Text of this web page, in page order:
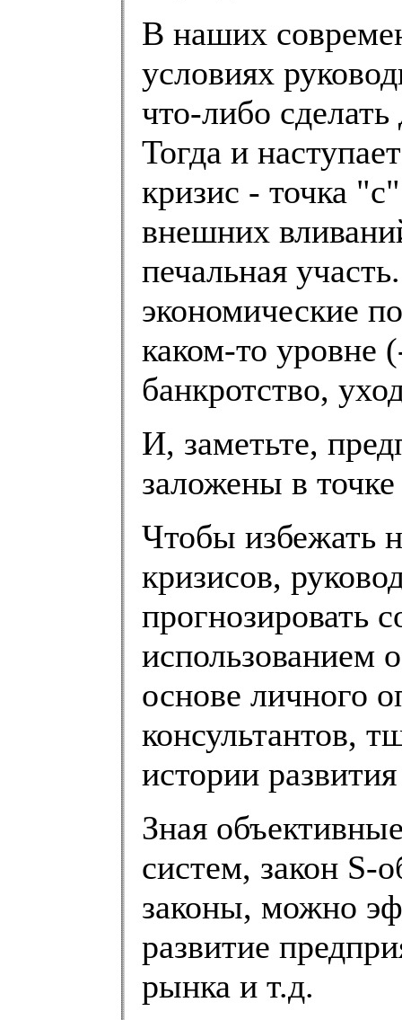
В наших
условиях
что-либо
Тогда и
кризис - точка
внешних
печальная
экономические
каком-то
банкротство,
И, заметьте,
заложены в
Чтобы избежать
кризисов,
прогнозировать
использованием
основе личного
консультантов,
истории
Зная
систем, закон S-
законы, можно
развитие
рынка и т.д.